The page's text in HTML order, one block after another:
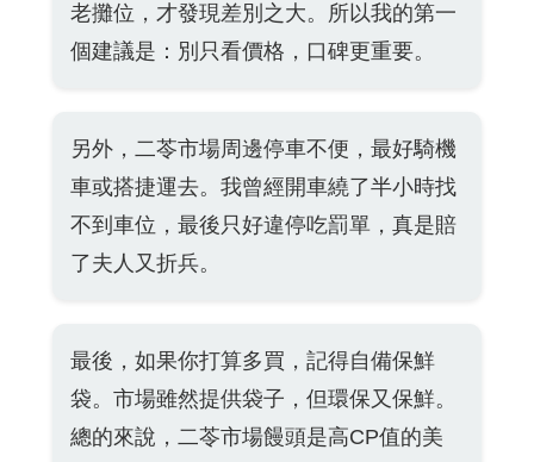
老攤位，才發現差別之大。所以我的第一
個建議是：別只看價格，口碑更重要。
另外，二苓市場周邊停車不便，最好騎機
車或搭捷運去。我曾經開車繞了半小時找
不到車位，最後只好違停吃罰單，真是賠
了夫人又折兵。
最後，如果你打算多買，記得自備保鮮
袋。市場雖然提供袋子，但環保又保鮮。
總的來說，二苓市場饅頭是高CP值的美